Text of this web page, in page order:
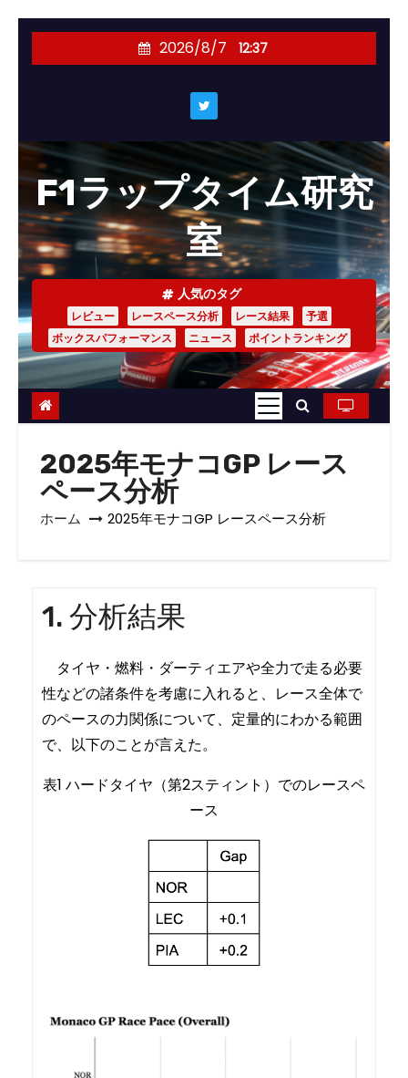
ス
キ
ッ
プ
2026/8/7 12:37
F1ラップタイム研究
室
人気のタグ
レビュー レースペース分析 レース結果
予選
ボックスパフォーマンス
ニュース ポイントランキング
2025年モナコGP レース
ペース分析
ホーム 2025年モナコGP レースペース分析
1. 分析結果
タイヤ・燃料・ダーティエアや全力で走る必要
性などの諸条件を考慮に入れると、レース全体で
のペースの力関係について、定量的にわかる範囲
で、以下のことが言えた。
表1 ハードタイヤ（第2スティント）でのレースペ
ース